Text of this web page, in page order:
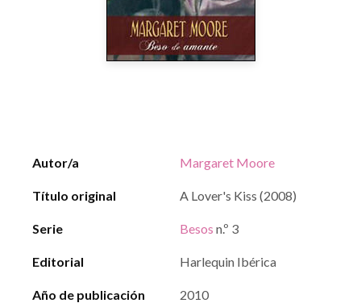
Autor/a Margaret Moore
Título original A Lover's Kiss (2008)
Serie Besos n.º 3
Editorial Harlequin Ibérica
Año de publicación 2010